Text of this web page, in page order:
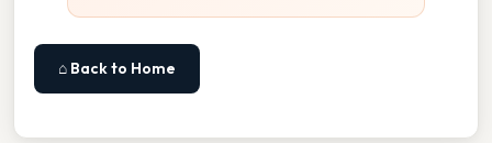
⌂ Back to Home